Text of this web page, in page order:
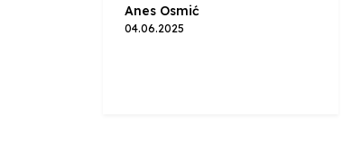
Anes Osmić
04.06.2025